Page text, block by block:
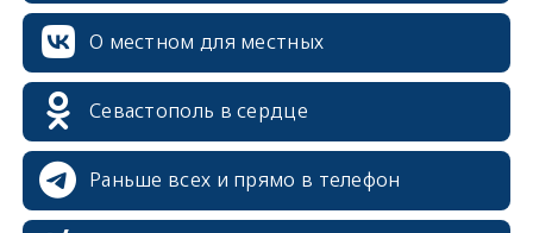
О местном для местных
Севастополь в сердце
Раньше всех и прямо в телефон